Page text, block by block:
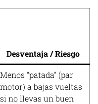
Desventaja / Riesgo
Menos "patada" (par
motor) a bajas vueltas
si no llevas un buen